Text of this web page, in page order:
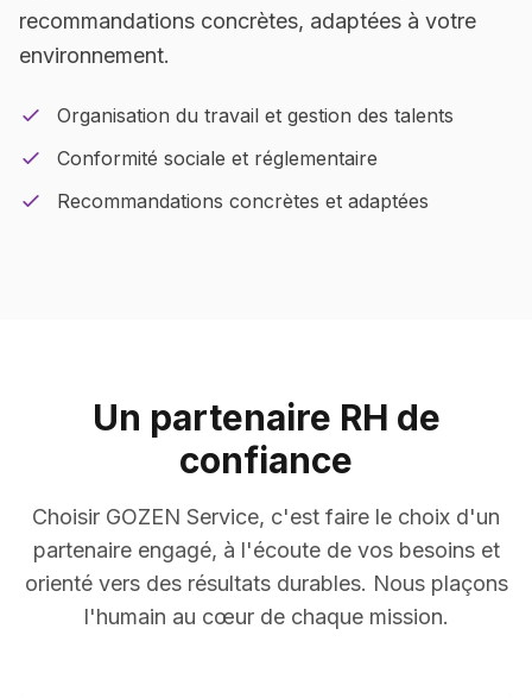
recommandations concrètes, adaptées à votre
environnement.
Organisation du travail et gestion des talents
Conformité sociale et réglementaire
Recommandations concrètes et adaptées
Un partenaire RH de
confiance
Choisir GOZEN Service, c'est faire le choix d'un
partenaire engagé, à l'écoute de vos besoins et
orienté vers des résultats durables. Nous plaçons
l'humain au cœur de chaque mission.